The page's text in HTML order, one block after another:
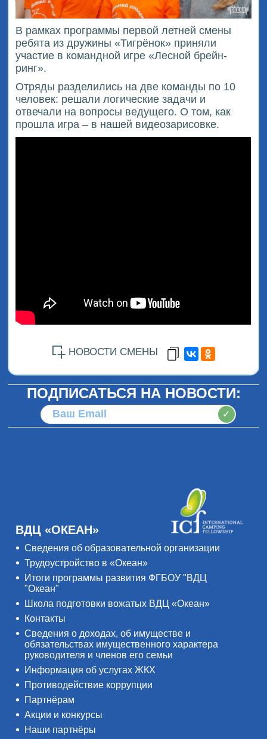
В рамках программы первой летней смены
ребята из дружины «Тигрёнок» приняли
участие в командной игре «Лесной брейн-
ринг».
Отряды разделились на две команды по 10
человек: решали логические задачи и
отвечали на вопросы ведущего. О том, как
прошла игра – в нашей видеозарисовке.
НОВОСТИ СМЕНЫ
ПОДПИСАТЬСЯ НА НОВОСТИ:
✓
ВДЦ «ОКЕАН»
Сведения об образовательной организации
Трудоустройство в «Океан»
Итоги программы развития ФГБОУ "ВДЦ
"Океан"
Школа подготовки вожатых ВДЦ «Океан»
Контакты
Сведения о доходах, об имуществе и
обязательствах имущественного характера
руководителя и членов его семьи
Информация об услугах ЖКХ
Противодействие коррупции
Партнёрам
Акции и конкурсы
Наши партнёры